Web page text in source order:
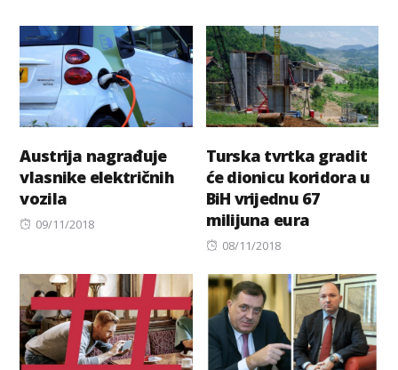
Austrija nagrađuje
vlasnike električnih
vozila
Posted
09/11/2018
Turska tvrtka gradit
će dionicu koridora u
BiH vrijednu 67
milijuna eura
Posted
08/11/2018